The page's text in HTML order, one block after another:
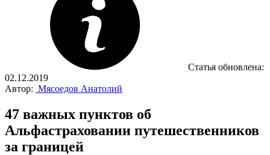
Статья обновлена:
02.12.2019
Автор: Мясоедов Анатолий
47 важных пунктов об
Альфастраховании путешественников
за границей